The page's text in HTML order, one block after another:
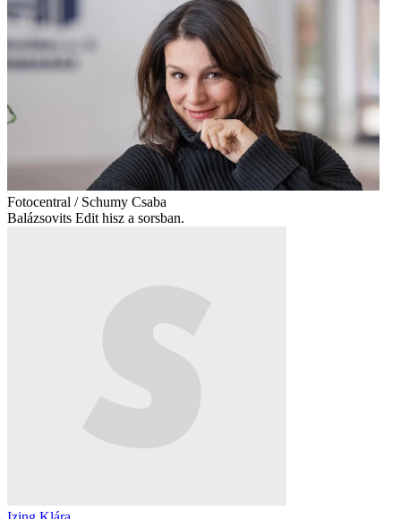
Fotocentral / Schumy Csaba
Balázsovits Edit hisz a sorsban.